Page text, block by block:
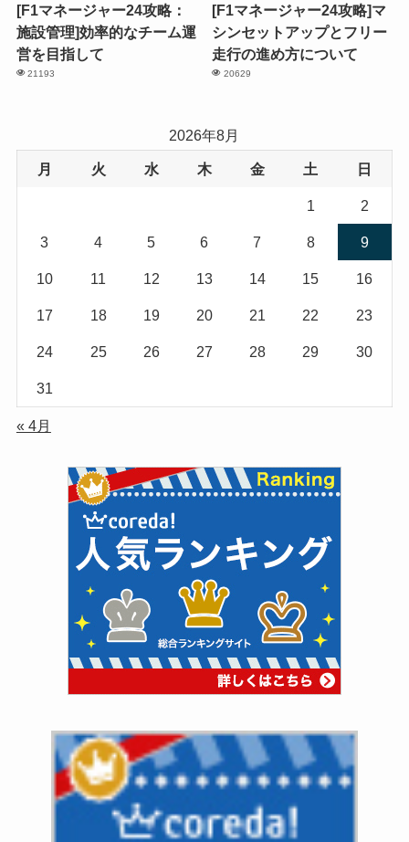
[F1マネージャー24攻略：
施設管理]効率的なチーム運
営を目指して
21193
[F1マネージャー24攻略]マ
シンセットアップとフリー
走行の進め方について
20629
2026年8月
月 火 水 木 金 土 日
1 2
3 4 5 6 7 8 9
10 11 12 13 14 15 16
17 18 19 20 21 22 23
24 25 26 27 28 29 30
31
« 4月